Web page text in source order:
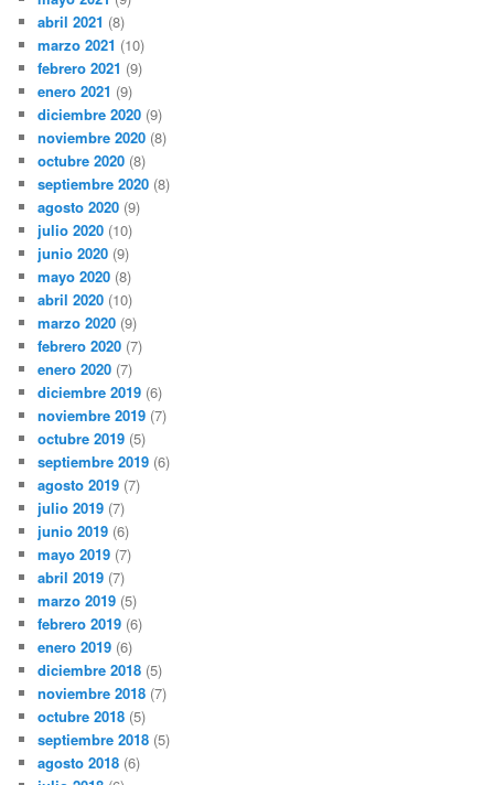
abril 2021 (8)
marzo 2021 (10)
febrero 2021 (9)
enero 2021 (9)
diciembre 2020 (9)
noviembre 2020 (8)
octubre 2020 (8)
septiembre 2020 (8)
agosto 2020 (9)
julio 2020 (10)
junio 2020 (9)
mayo 2020 (8)
abril 2020 (10)
marzo 2020 (9)
febrero 2020 (7)
enero 2020 (7)
diciembre 2019 (6)
noviembre 2019 (7)
octubre 2019 (5)
septiembre 2019 (6)
agosto 2019 (7)
julio 2019 (7)
junio 2019 (6)
mayo 2019 (7)
abril 2019 (7)
marzo 2019 (5)
febrero 2019 (6)
enero 2019 (6)
diciembre 2018 (5)
noviembre 2018 (7)
octubre 2018 (5)
septiembre 2018 (5)
agosto 2018 (6)